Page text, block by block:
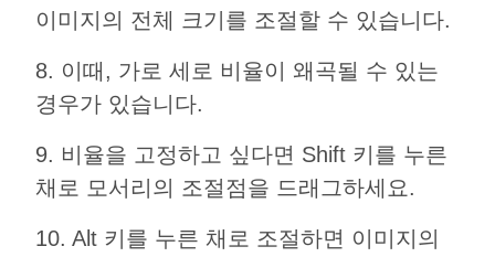
이미지의 전체 크기를 조절할 수 있습니다.
8. 이때, 가로 세로 비율이 왜곡될 수 있는
경우가 있습니다.
9. 비율을 고정하고 싶다면 Shift 키를 누른
채로 모서리의 조절점을 드래그하세요.
10. Alt 키를 누른 채로 조절하면 이미지의